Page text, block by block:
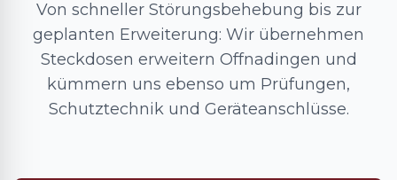
Von schneller Störungsbehebung bis zur
geplanten Erweiterung: Wir übernehmen
Steckdosen erweitern Offnadingen und
kümmern uns ebenso um Prüfungen,
Schutztechnik und Geräteanschlüsse.